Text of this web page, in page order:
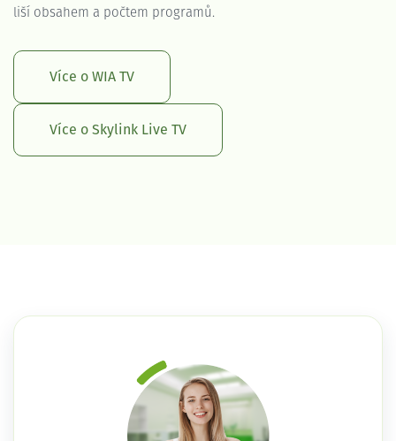
liší obsahem a počtem programů.
Více o WIA TV
Více o Skylink Live TV